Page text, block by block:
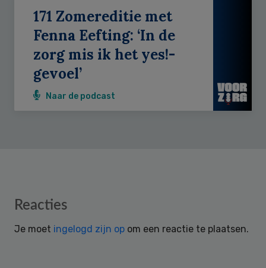
171 Zomereditie met
Fenna Eefting: ‘In de
zorg mis ik het yes!-
gevoel’
Naar de podcast
Reader
Reacties
Je moet ingelogd zijn op om een reactie te plaatsen.